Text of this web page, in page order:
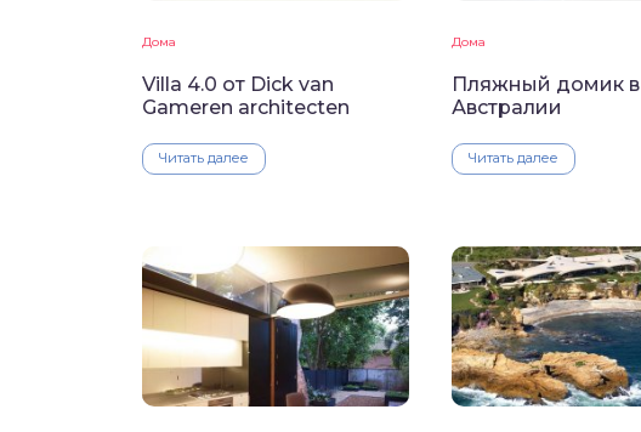
Дома
Villa 4.0 от Dick van
Gameren architecten
Читать далее
Дома
Пляжный домик в
Австралии
Читать далее